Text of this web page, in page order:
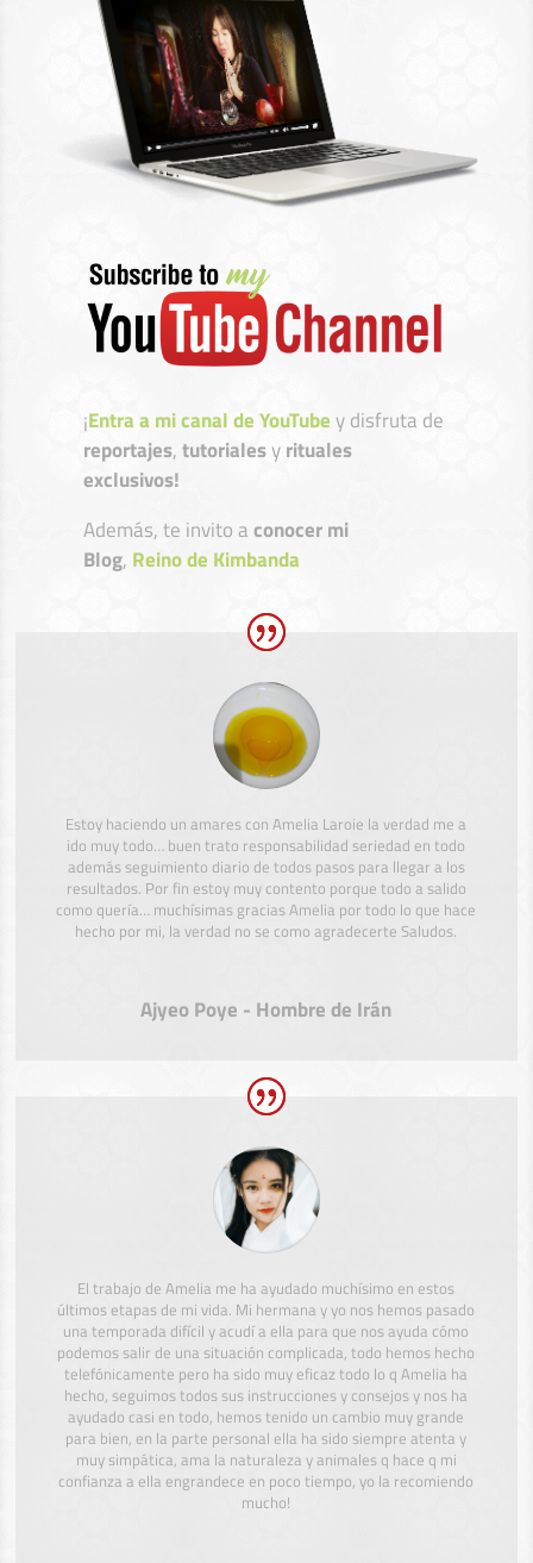
¡Entra a mi canal de YouTubey disfruta de
reportajes,tutorialesyrituales
exclusivos!
Además, te invito aconocer mi
Blog, Reino de Kimbanda
Estoy haciendo un amares con Amelia Laroie la verdad me a
ido muy todo… buen trato responsabilidad seriedad en todo
además seguimiento diario de todos pasos para llegar a los
resultados. Por fin estoy muy contento porque todo a salido
como quería… muchísimas gracias Amelia por todo lo que hace
hecho por mi, la verdad no se como agradecerte Saludos.
Ajyeo Poye - Hombre de Irán
El trabajo de Amelia me ha ayudado muchísimo en estos
últimos etapas de mi vida. Mi hermana y yo nos hemos pasado
una temporada difícil y acudí a ella para que nos ayuda cómo
podemos salir de una situación complicada, todo hemos hecho
telefónicamente pero ha sido muy eficaz todo lo q Amelia ha
hecho, seguimos todos sus instrucciones y consejos y nos ha
ayudado casi en todo, hemos tenido un cambio muy grande
para bien, en la parte personal ella ha sido siempre atenta y
muy simpática, ama la naturaleza y animales q hace q mi
confianza a ella engrandece en poco tiempo, yo la recomiendo
mucho!